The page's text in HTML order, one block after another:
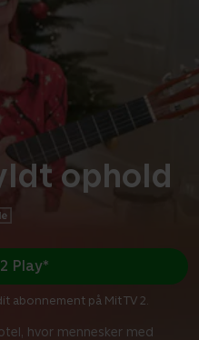
ophold
hvor mennesker med
Play*
abonnement på Mit TV 2.